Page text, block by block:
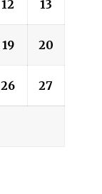
12 13
19 20
26 27